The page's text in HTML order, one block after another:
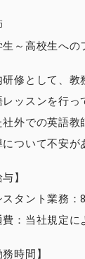
生～高校生への
研修として、教
ッスンを行っ
社外での英語教
について不安が
与】
スタント業務：
費：当社規定に
務時間】